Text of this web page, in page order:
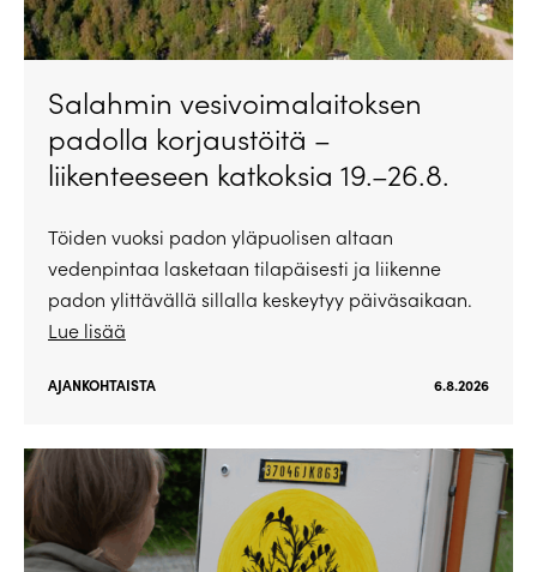
Salahmin vesivoimalaitoksen
padolla korjaustöitä –
liikenteeseen katkoksia 19.–26.8.
Töiden vuoksi padon yläpuolisen altaan
vedenpintaa lasketaan tilapäisesti ja liikenne
padon ylittävällä sillalla keskeytyy päiväsaikaan.
Lue lisää
AJANKOHTAISTA 6.8.2026